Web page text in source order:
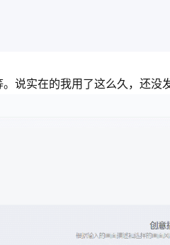
说实在的我用了这么久，还没